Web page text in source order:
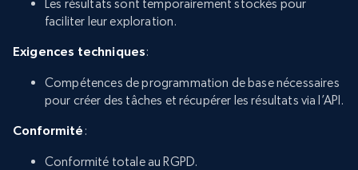
Les résultats sont temporairement stockés pour
faciliter leur exploration.
Exigences techniques:
Compétences de programmation de base nécessaires
pour créer des tâches et récupérer les résultats via l’API.
Conformité :
Conformité totale au RGPD.